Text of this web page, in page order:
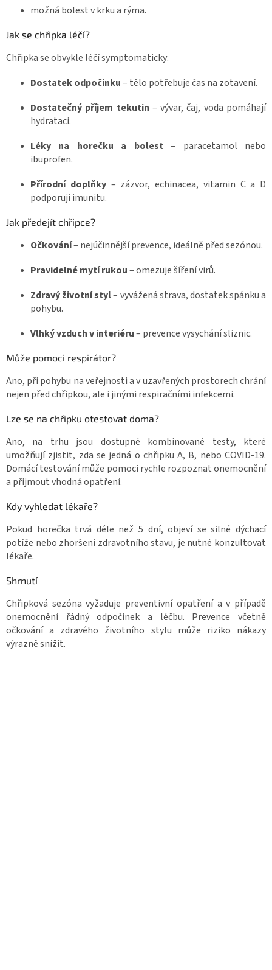
možná bolest v krku a rýma.
Jak se chřipka léčí?
Chřipka se obvykle léčí symptomaticky:
Dostatek odpočinku– tělo potřebuje čas na zotavení.
Dostatečný příjem tekutin – vývar, čaj, voda pomáhají
hydrataci.
Léky na horečku a bolest– paracetamol nebo
ibuprofen.
Přírodní doplňky– zázvor, echinacea, vitamin C a D
podporují imunitu.
Jak předejít chřipce?
Očkování– nejúčinnější prevence, ideálně před sezónou.
Pravidelné mytí rukou– omezuje šíření virů.
Zdravý životní styl– vyvážená strava, dostatek spánku a
pohybu.
Vlhký vzduch v interiéru– prevence vysychání sliznic.
Může pomoci respirátor?
Ano, při pohybu na veřejnosti a v uzavřených prostorech chrání
nejen před chřipkou, ale i jinými respiračními infekcemi.
Lze se na chřipku otestovat doma?
Ano, na trhu jsou dostupné kombinované testy, které
umožňují zjistit, zda se jedná o chřipku A, B, nebo COVID-19.
Domácí testování může pomoci rychle rozpoznat onemocnění
a přijmout vhodná opatření.
Kdy vyhledat lékaře?
Pokud horečka trvá déle než 5 dní, objeví se silné dýchací
potíže nebo zhoršení zdravotního stavu, je nutné konzultovat
lékaře.
Shrnutí
Chřipková sezóna vyžaduje preventivní opatření a v případě
onemocnění řádný odpočinek a léčbu. Prevence včetně
očkování a zdravého životního stylu může riziko nákazy
výrazně snížit.